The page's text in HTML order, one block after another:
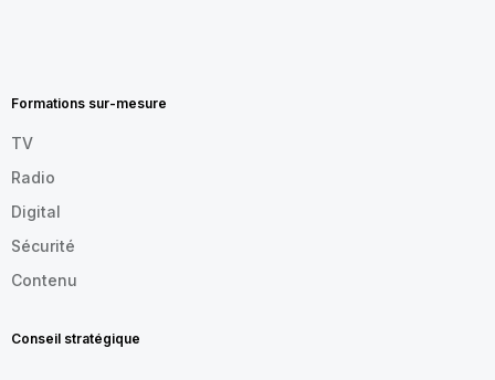
FR
Formations sur-mesure
TV
Radio
Digital
Sécurité
Contenu
Conseil stratégique